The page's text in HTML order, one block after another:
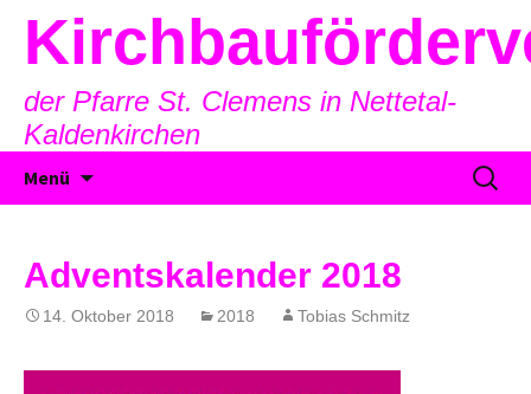
der Pfarre St. Clemens in Nettetal-
Kaldenkirchen
Menü
Suche
nach:
Adventskalender 2018
14. Oktober 2018 2018 Tobias Schmitz